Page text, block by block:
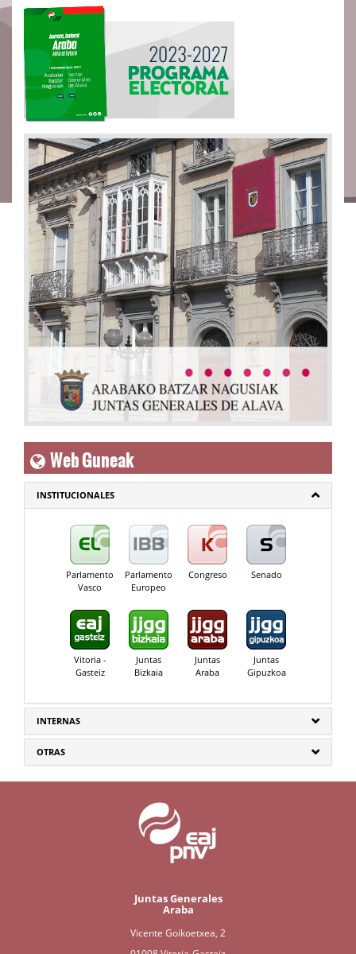
Web Guneak
INSTITUCIONALES
Parlamento
Vasco
Parlamento
Europeo
Congreso Senado
Vitoria -
Gasteiz
Juntas
Bizkaia
Juntas
Araba
Juntas
Gipuzkoa
INTERNAS
OTRAS
Juntas Generales
Araba
Vicente Goikoetxea, 2